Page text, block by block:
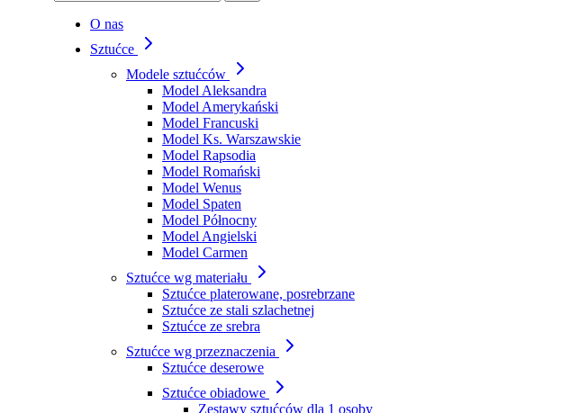
O nas
Sztućce
Modele sztućców
Model Aleksandra
Model Amerykański
Model Francuski
Model Ks. Warszawskie
Model Rapsodia
Model Romański
Model Wenus
Model Spaten
Model Północny
Model Angielski
Model Carmen
Sztućce wg materiału
Sztućce platerowane, posrebrzane
Sztućce ze stali szlachetnej
Sztućce ze srebra
Sztućce wg przeznaczenia
Sztućce deserowe
Sztućce obiadowe
Zestawy sztućców dla 1 osoby